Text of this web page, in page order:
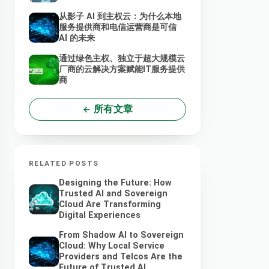
从影子 AI 到主权云：为什么本地
服务提供商和电信运营商是可信
AI 的未来
通过绿色主权、独立于超大规模云
厂商的云解决方案赋能IT服务提供
商
所有文章
RELATED POSTS
Designing the Future: How
Trusted AI and Sovereign
Cloud Are Transforming
Digital Experiences
From Shadow AI to Sovereign
Cloud: Why Local Service
Providers and Telcos Are the